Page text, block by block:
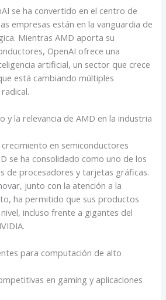
se ha convertido en el centro de
empresas están en la vanguardia de
Mientras AMD aporta su
OpenAI ofrece una
artificial, un sector que crece
está cambiando múltiples
y la relevancia de AMD en la industria
en semiconductores
se ha consolidado como uno de los
de procesadores y tarjetas gráficas.
junto con la atención a la
ha permitido que sus productos
incluso frente a gigantes del
para computación de alto
en gaming y aplicaciones